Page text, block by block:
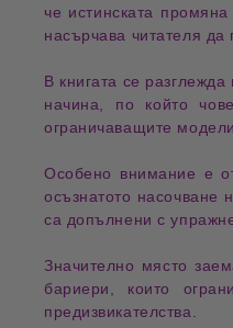
че истинската
насърчава читателя
В книгата се разглежда
начина, по който
ограничаващите
Особено внимание е
осъзнатото насочване
са допълнени с
Значително място
бариери, които
предизвикателства.